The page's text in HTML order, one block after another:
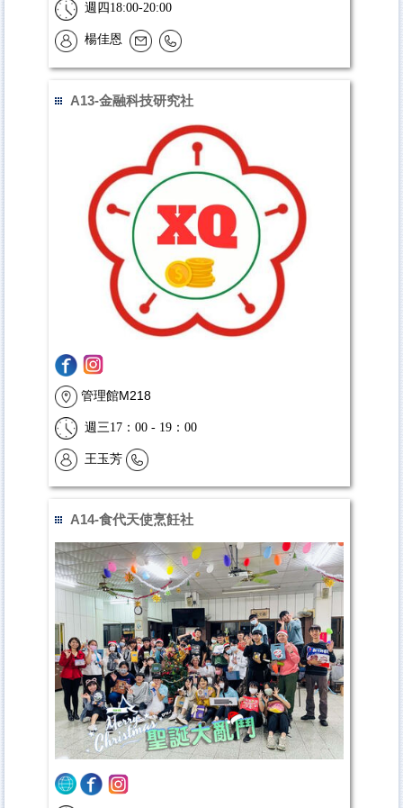
週四18:00-20:00
楊佳恩
A13-金融科技研究社
管理館M218
週三17：00 - 19：00
王玉芳
A14-食代天使烹飪社